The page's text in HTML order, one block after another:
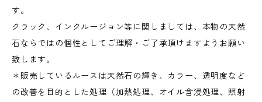
す。
クラック、インクルージョン等に関しましては、本物の天然
石ならではの個性としてご理解・ご了承頂けますようお願い
致します。
＊販売しているルースは天然石の輝き、カラー、透明度など
の改善を目的とした処理（加熱処理、オイル含浸処理、照射